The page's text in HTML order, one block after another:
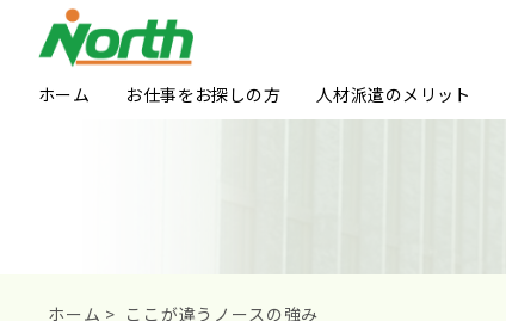
ホーム お仕事をお探しの方 人材派遣のメリット
ホーム > ここが違うノースの強み